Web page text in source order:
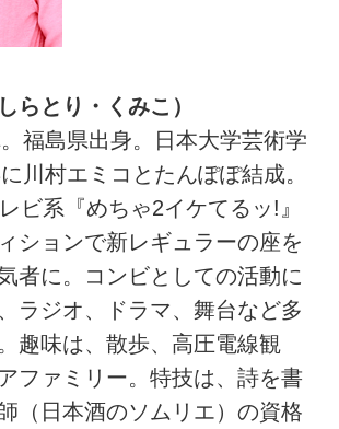
らとり・くみこ）
福島県出身。日本大学芸術学
川村エミコとたんぽぽ結成。
ビ系『めちゃ2イケてるッ!』
ションで新レギュラーの座を
者に。コンビとしての活動に
ラジオ、ドラマ、舞台など多
趣味は、散歩、高圧電線観
ファミリー。特技は、詩を書
（日本酒のソムリエ）の資格